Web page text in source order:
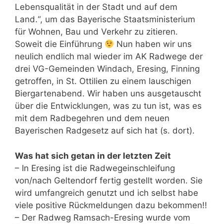
Lebensqualität in der Stadt und auf dem
Land.“, um das Bayerische Staatsministerium
für Wohnen, Bau und Verkehr zu zitieren.
Soweit die Einführung
Nun haben wir uns
neulich endlich mal wieder im AK Radwege der
drei VG-Gemeinden Windach, Eresing, Finning
getroffen, in St. Ottilien zu einem lauschigen
Biergartenabend. Wir haben uns ausgetauscht
über die Entwicklungen, was zu tun ist, was es
mit dem Radbegehren und dem neuen
Bayerischen Radgesetz auf sich hat (s. dort).
Was hat sich getan in der letzten Zeit
– In Eresing ist die Radwegeinschleifung
von/nach Geltendorf fertig gestellt worden. Sie
wird umfangreich genutzt und ich selbst habe
viele positive Rückmeldungen dazu bekommen!!
– Der Radweg Ramsach-Eresing wurde vom